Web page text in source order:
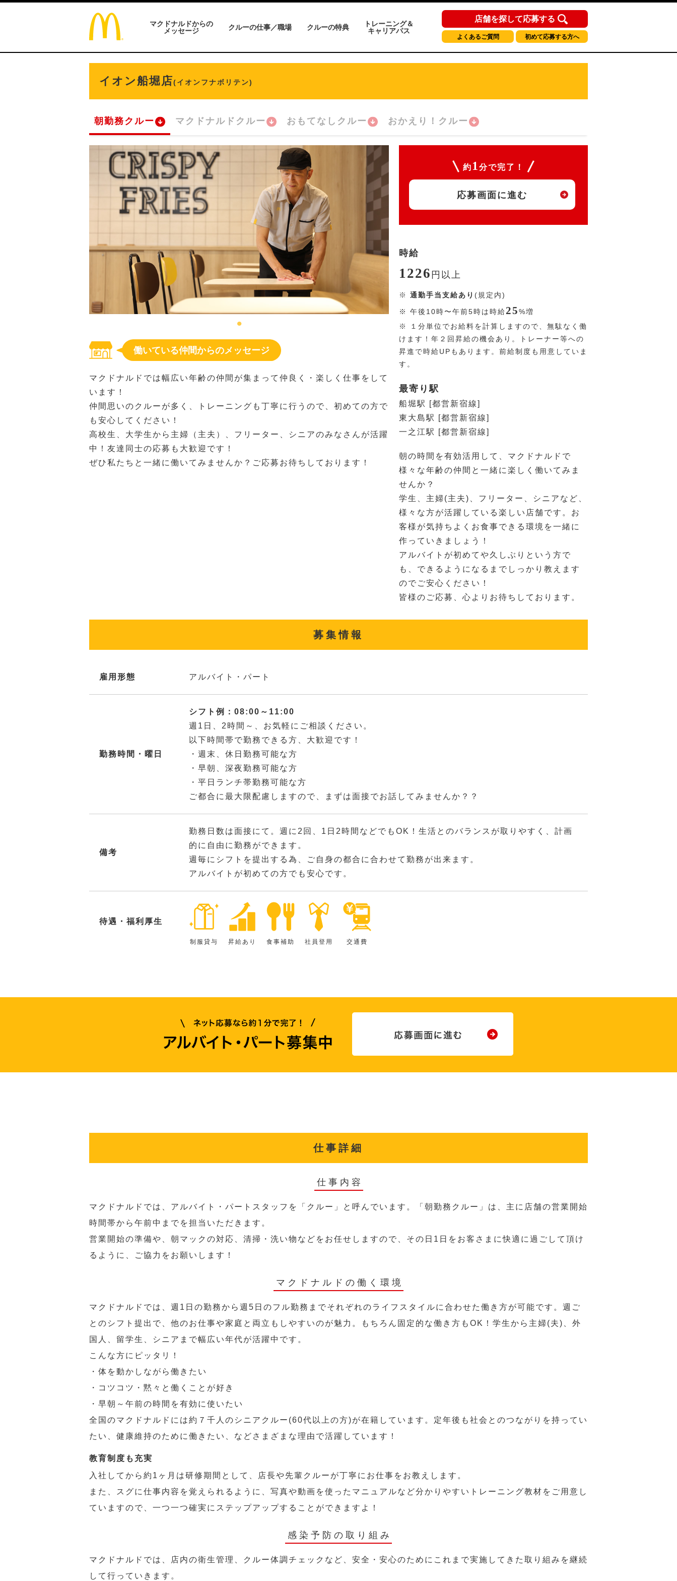
マクドナルドからの
メッセージ
クルーの仕事／職場 クルーの特典
トレーニング＆
キャリアパス
店舗を探して応募する
よくあるご質問 初めて応募する方へ
イオン船堀店(イオンフナボリテン)
朝勤務クルー マクドナルドクルー おもてなしクルー おかえり！クルー
働いている仲間からのメッセージ
マクドナルドでは幅広い年齢の仲間が集まって仲良く・楽しく仕事をして
います！
仲間思いのクルーが多く、トレーニングも丁寧に行うので、初めての方で
も安心してください！
高校生、大学生から主婦（主夫）、フリーター、シニアのみなさんが活躍
中！友達同士の応募も大歓迎です！
ぜひ私たちと一緒に働いてみませんか？ご応募お待ちしております！
約 1 分で完了！
応募画面に進む
時給
1226 円 以上
※ 通勤手当支給あり (規定内)
※ 午後10時〜午前5時は時給25%増
※
１分単位でお給料を計算しますので、無駄なく働
けます！年２回昇給の機会あり。トレーナー等への
昇進で時給UPもあります。前給制度も用意していま
す。
最寄り駅
船堀駅 [都営新宿線]
東大島駅 [都営新宿線]
一之江駅 [都営新宿線]
朝の時間を有効活用して、マクドナルドで
様々な年齢の仲間と一緒に楽しく働いてみま
せんか？
学生、主婦(主夫)、フリーター、シニアなど、
様々な方が活躍している楽しい店舗です。お
客様が気持ちよくお食事できる環境を一緒に
作っていきましょう！
アルバイトが初めてや久しぶりという方で
も、できるようになるまでしっかり教えます
のでご安心ください！
皆様のご応募、心よりお待ちしております。
募集情報
雇用形態 アルバイト・パート
勤務時間・曜日
シフト例：08:00～11:00
週1日、2時間～、お気軽にご相談ください。
以下時間帯で勤務できる方、大歓迎です！
・週末、休日勤務可能な方
・早朝、深夜勤務可能な方
・平日ランチ帯勤務可能な方
ご都合に最大限配慮しますので、まずは面接でお話してみませんか？？
備考
勤務日数は面接にて。週に2回、1日2時間などでもOK！生活とのバランスが取りやすく、計画
的に自由に勤務ができます。
週毎にシフトを提出する為、ご自身の都合に合わせて勤務が出来ます。
アルバイトが初めての方でも安心です。
待遇・福利厚生
制服貸与 昇給あり 食事補助 社員登用 交通費
仕事詳細
仕事内容
マクドナルドでは、アルバイト・パートスタッフを「クルー」と呼んでいます。「朝勤務クルー」は、主に店舗の営業開始
時間帯から午前中までを担当いただきます。
営業開始の準備や、朝マックの対応、清掃・洗い物などをお任せしますので、その日1日をお客さまに快適に過ごして頂け
るように、ご協力をお願いします！
マクドナルドの働く環境
マクドナルドでは、週1日の勤務から週5日のフル勤務までそれぞれのライフスタイルに合わせた働き方が可能です。週ご
とのシフト提出で、他のお仕事や家庭と両立もしやすいのが魅力。もちろん固定的な働き方もOK！学生から主婦(夫)、外
国人、留学生、シニアまで幅広い年代が活躍中です。
こんな方にピッタリ！
・体を動かしながら働きたい
・コツコツ・黙々と働くことが好き
・早朝～午前の時間を有効に使いたい
全国のマクドナルドには約７千人のシニアクルー(60代以上の方)が在籍しています。定年後も社会とのつながりを持ってい
たい、健康維持のために働きたい、などさまざまな理由で活躍しています！
教育制度も充実
入社してから約1ヶ月は研修期間として、店長や先輩クルーが丁寧にお仕事をお教えします。
また、スグに仕事内容を覚えられるように、写真や動画を使ったマニュアルなど分かりやすいトレーニング教材をご用意し
ていますので、一つ一つ確実にステップアップすることができますよ！
感染予防の取り組み
マクドナルドでは、店内の衛生管理、クルー体調チェックなど、安全・安心のためにこれまで実施してきた取り組みを継続
して行っていきます。